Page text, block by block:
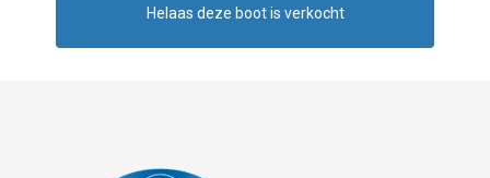
Helaas deze boot is verkocht